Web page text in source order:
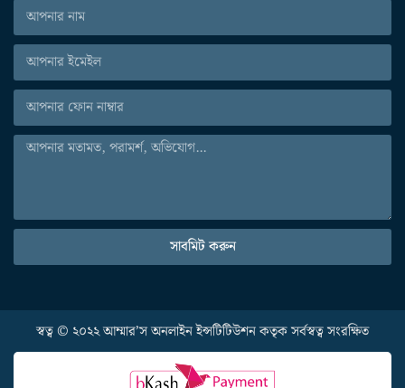
সাবমিট করুন
স্বত্ব © ২০২২ আম্মার’স অনলাইন ইন্সটিটিউশন কতৃক সর্বস্বত্ব সংরক্ষিত